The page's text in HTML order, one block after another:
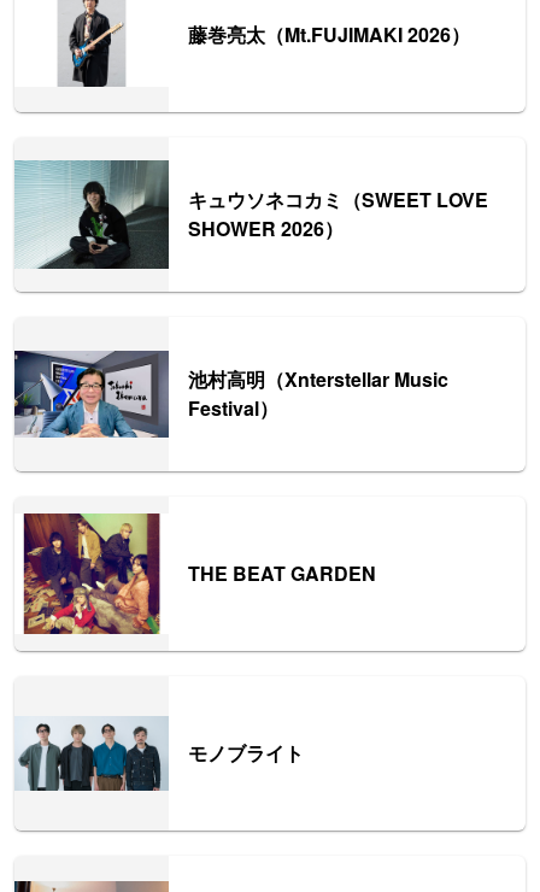
藤巻亮太（Mt.FUJIMAKI 2026）
キュウソネコカミ（SWEET LOVE
SHOWER 2026）
池村高明（Xnterstellar Music
Festival）
THE BEAT GARDEN
モノブライト